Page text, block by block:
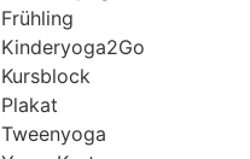
Frühling
Kinderyoga2Go
Kursblock
Plakat
Tweenyoga